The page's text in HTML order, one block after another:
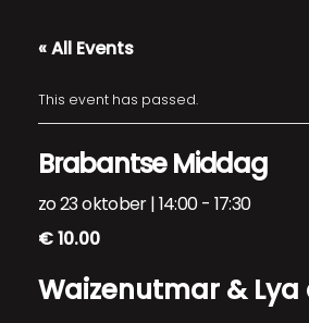
« All Events
This event has passed.
Brabantse Middag
zo 23 oktober | 14:00- 17:30
€ 10.00
Waizenutmar & Lya